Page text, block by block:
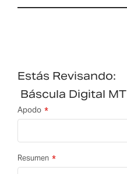
Estás Revisando:
Báscula Digital
Apodo
Resumen